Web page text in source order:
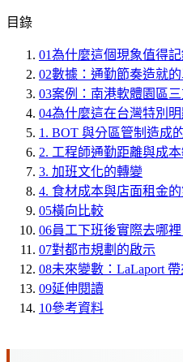
目錄
01為什麼這個現象值得
02數據：通勤節奏造就的
03案例：南港軟體園區
04為什麼這在台灣特別明
1. BOT 與分區管制造成
2. 工程師通勤距離與成
3. 加班文化的轉變
4. 食材成本與店面租金
05橫向比較
06員工下班後實際去哪裡
07對都市規劃的啟示
08未來變數：LaLaport
09延伸閱讀
10參考資料